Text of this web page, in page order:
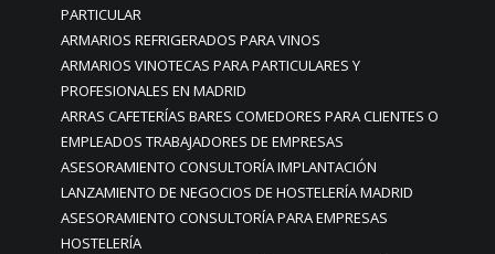
PARTICULAR
ARMARIOS REFRIGERADOS PARA VINOS
ARMARIOS VINOTECAS PARA PARTICULARES Y
PROFESIONALES EN MADRID
ARRAS CAFETERÍAS BARES COMEDORES PARA CLIENTES O
EMPLEADOS TRABAJADORES DE EMPRESAS
ASESORAMIENTO CONSULTORÍA IMPLANTACIÓN
LANZAMIENTO DE NEGOCIOS DE HOSTELERÍA MADRID
ASESORAMIENTO CONSULTORÍA PARA EMPRESAS
HOSTELERÍA